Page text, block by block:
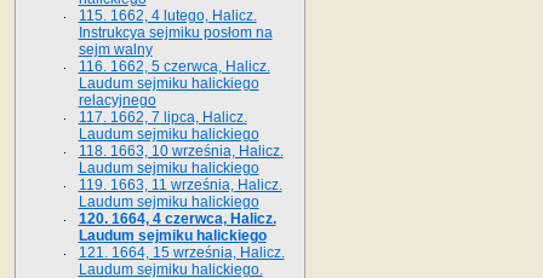
115. 1662, 4 lutego, Halicz.
Instrukcya sejmiku posłom na
sejm walny
116. 1662, 5 czerwca, Halicz.
Laudum sejmiku halickiego
relacyjnego
117. 1662, 7 lipca, Halicz.
Laudum sejmiku halickiego
118. 1663, 10 września, Halicz.
Laudum sejmiku halickiego
119. 1663, 11 września, Halicz.
Laudum sejmiku halickiego
120. 1664, 4 czerwca, Halicz.
Laudum sejmiku halickiego
121. 1664, 15 września, Halicz.
Laudum sejmiku halickiego.